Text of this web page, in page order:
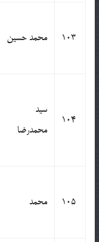
103 محمد حسین
104
سید
محمدرضا
105 محمد